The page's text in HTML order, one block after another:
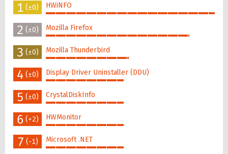
1 (±0) HWiNFO
100%
2 (±0) Mozilla Firefox
85%
3 (±0) Mozilla Thunderbird
49%
4 (±0) Display Driver Uninstaller (DDU)
46%
5 (±0) CrystalDiskInfo
46%
6 (+2) HWMonitor
46%
7 (-1) Microsoft .NET
46%